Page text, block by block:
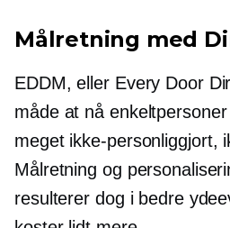
Målretning med
EDDM, eller Every Door
måde at nå
meget ikke-personliggjort,
Målretning og
resulterer dog i bedre